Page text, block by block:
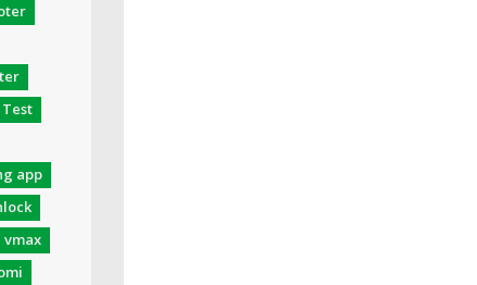
Test
app
vmax